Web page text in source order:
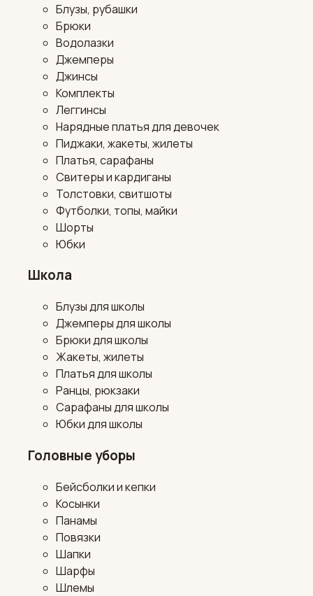
Блузы, рубашки
Брюки
Водолазки
Джемперы
Джинсы
Комплекты
Леггинсы
Нарядные платья для девочек
Пиджаки, жакеты, жилеты
Платья, сарафаны
Свитеры и кардиганы
Толстовки, свитшоты
Футболки, топы, майки
Шорты
Юбки
Школа
Блузы для школы
Джемперы для школы
Брюки для школы
Жакеты, жилеты
Платья для школы
Ранцы, рюкзаки
Сарафаны для школы
Юбки для школы
Головные уборы
Бейсболки и кепки
Косынки
Панамы
Повязки
Шапки
Шарфы
Шлемы